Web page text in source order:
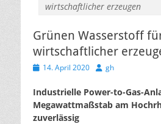
wirtschaftlicher erzeugen
Grünen Wasserstoff
wirtschaftlicher
Veröffentlicht
14. April 2020 Autor
gh
Industrielle Power-to-Gas-
Megawattmaßstab am
zuverlässig